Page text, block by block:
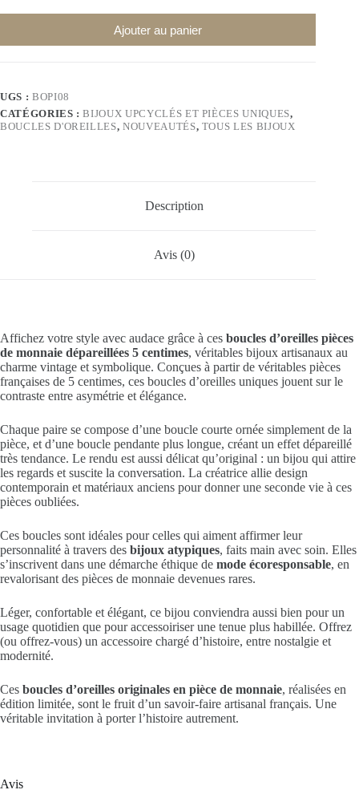
Ajouter au panier
UGS : BOPI08
CATÉGORIES :BIJOUX UPCYCLÉS ET PIÈCES UNIQUES,
BOUCLES D'OREILLES,NOUVEAUTÉS, TOUS LES BIJOUX
Description
Avis (0)
Affichez votre style avec audace grâce à ces boucles d’oreilles pièces
de monnaie dépareillées 5 centimes, véritables bijoux artisanaux au
charme vintage et symbolique. Conçues à partir de véritables pièces
françaises de 5 centimes, ces boucles d’oreilles uniques jouent sur le
contraste entre asymétrie et élégance.
Chaque paire se compose d’une boucle courte ornée simplement de la
pièce, et d’une boucle pendante plus longue, créant un effet dépareillé
très tendance. Le rendu est aussi délicat qu’original : un bijou qui attire
les regards et suscite la conversation. La créatrice allie design
contemporain et matériaux anciens pour donner une seconde vie à ces
pièces oubliées.
Ces boucles sont idéales pour celles qui aiment affirmer leur
personnalité à travers des bijoux atypiques, faits main avec soin. Elles
s’inscrivent dans une démarche éthique de mode écoresponsable, en
revalorisant des pièces de monnaie devenues rares.
Léger, confortable et élégant, ce bijou conviendra aussi bien pour un
usage quotidien que pour accessoiriser une tenue plus habillée. Offrez
(ou offrez-vous) un accessoire chargé d’histoire, entre nostalgie et
modernité.
Ces boucles d’oreilles originales en pièce de monnaie, réalisées en
édition limitée, sont le fruit d’un savoir-faire artisanal français. Une
véritable invitation à porter l’histoire autrement.
Avis